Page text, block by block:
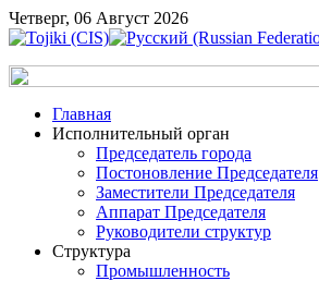
Четверг, 06 Август 2026
Главная
Исполнительный орган
Председатель города
Постоновление Председателя
Заместители Председателя
Аппарат Председателя
Руководители структур
Структура
Промышленность